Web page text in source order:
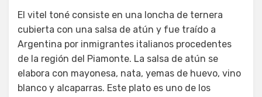
El vitel toné consiste en una loncha de ternera
cubierta con una salsa de atún y fue traído a
Argentina por inmigrantes italianos procedentes
de la región del Piamonte. La salsa de atún se
elabora con mayonesa, nata, yemas de huevo, vino
blanco y alcaparras. Este plato es uno de los